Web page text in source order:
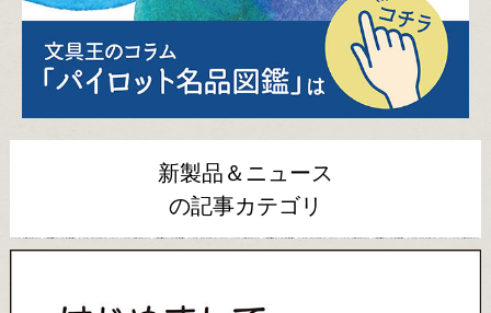
新製品＆ニュース
の記事カテゴリ